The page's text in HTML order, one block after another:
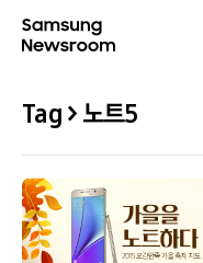
Tag > 노트5